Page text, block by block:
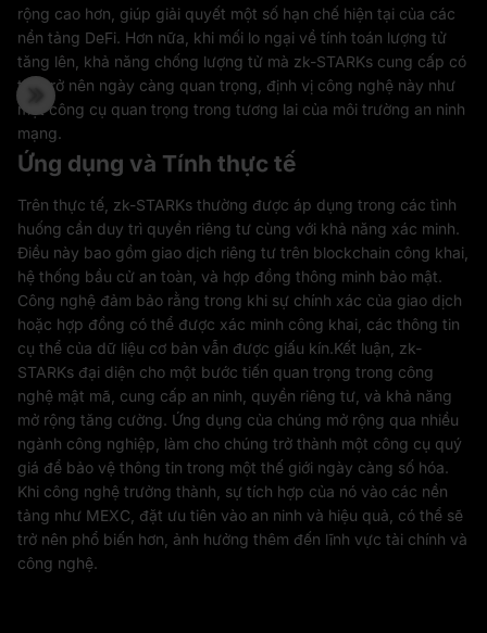
rộng cao hơn, giúp giải quyết một số hạn chế hiện tại của các
nền tảng DeFi. Hơn nữa, khi mối lo ngại về tính toán lượng tử
tăng lên, khả năng chống lượng tử mà zk-STARKs cung cấp có
thể trở nên ngày càng quan trọng, định vị công nghệ này như
một công cụ quan trọng trong tương lai của môi trường an ninh
mạng.
Ứng dụng và Tính thực tế
Trên thực tế, zk-STARKs thường được áp dụng trong các tình
huống cần duy trì quyền riêng tư cùng với khả năng xác minh.
Điều này bao gồm giao dịch riêng tư trên blockchain công khai,
hệ thống bầu cử an toàn, và hợp đồng thông minh bảo mật.
Công nghệ đảm bảo rằng trong khi sự chính xác của giao dịch
hoặc hợp đồng có thể được xác minh công khai, các thông tin
cụ thể của dữ liệu cơ bản vẫn được giấu kín.Kết luận, zk-
STARKs đại diện cho một bước tiến quan trọng trong công
nghệ mật mã, cung cấp an ninh, quyền riêng tư, và khả năng
mở rộng tăng cường. Ứng dụng của chúng mở rộng qua nhiều
ngành công nghiệp, làm cho chúng trở thành một công cụ quý
giá để bảo vệ thông tin trong một thế giới ngày càng số hóa.
Khi công nghệ trưởng thành, sự tích hợp của nó vào các nền
tảng như MEXC, đặt ưu tiên vào an ninh và hiệu quả, có thể sẽ
trở nên phổ biến hơn, ảnh hưởng thêm đến lĩnh vực tài chính và
công nghệ.